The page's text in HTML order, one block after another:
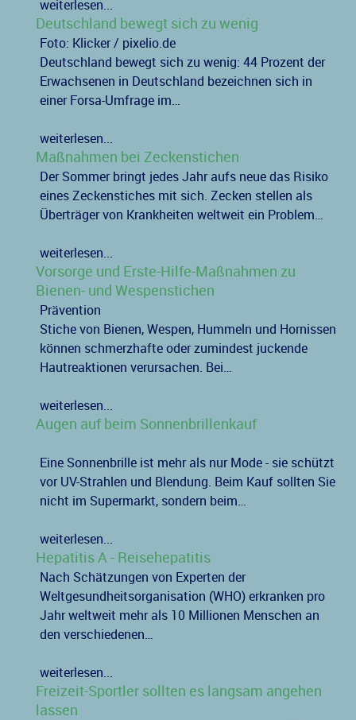
weiterlesen...
Deutschland bewegt sich zu wenig
Foto: Klicker / pixelio.de
Deutschland bewegt sich zu wenig: 44 Prozent der
Erwachsenen in Deutschland bezeichnen sich in
einer Forsa-Umfrage im…
weiterlesen...
Maßnahmen bei Zeckenstichen
Der Sommer bringt jedes Jahr aufs neue das Risiko
eines Zeckenstiches mit sich. Zecken stellen als
Überträger von Krankheiten weltweit ein Problem…
weiterlesen...
Vorsorge und Erste-Hilfe-Maßnahmen zu
Bienen- und Wespenstichen
Prävention
Stiche von Bienen, Wespen, Hummeln und Hornissen
können schmerzhafte oder zumindest juckende
Hautreaktionen verursachen. Bei…
weiterlesen...
Augen auf beim Sonnenbrillenkauf
Eine Sonnenbrille ist mehr als nur Mode - sie schützt
vor UV-Strahlen und Blendung. Beim Kauf sollten Sie
nicht im Supermarkt, sondern beim…
weiterlesen...
Hepatitis A - Reisehepatitis
Nach Schätzungen von Experten der
Weltgesundheitsorganisation (WHO) erkranken pro
Jahr weltweit mehr als 10 Millionen Menschen an
den verschiedenen…
weiterlesen...
Freizeit-Sportler sollten es langsam angehen
lassen